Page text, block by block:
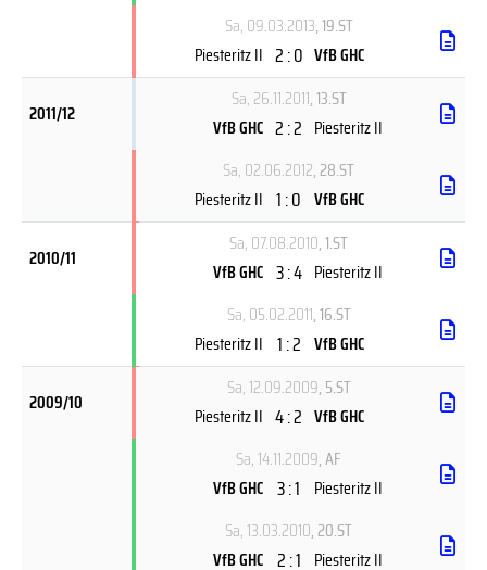
Sa, 09.03.2013, 19.ST
Piesteritz II 2 : 0 VfB GHC
2011/12
Sa, 26.11.2011, 13.ST
VfB GHC 2 : 2 Piesteritz II
Sa, 02.06.2012, 28.ST
Piesteritz II 1 : 0 VfB GHC
2010/11
Sa, 07.08.2010, 1.ST
VfB GHC 3 : 4 Piesteritz II
Sa, 05.02.2011, 16.ST
Piesteritz II 1 : 2 VfB GHC
2009/10
Sa, 12.09.2009, 5.ST
Piesteritz II 4 : 2 VfB GHC
Sa, 14.11.2009, AF
VfB GHC 3 : 1 Piesteritz II
Sa, 13.03.2010, 20.ST
VfB GHC 2 : 1 Piesteritz II